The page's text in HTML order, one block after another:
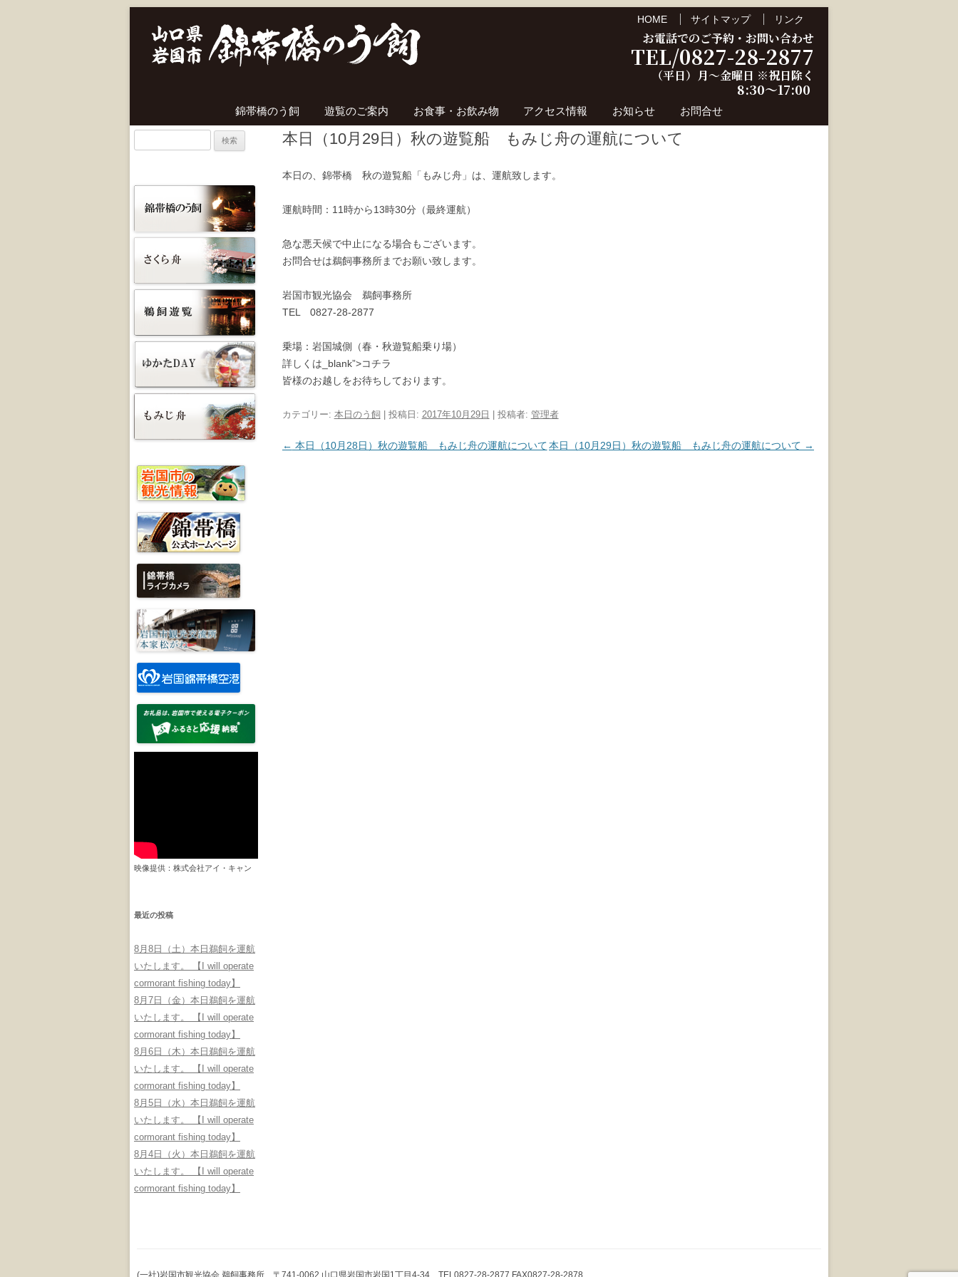
HOME サイトマップ リンク
お電話でのご予約・お問い合わせ
TEL/0827-28-2877
（平日）月～金曜日 ※祝日除く
8:30～17:00
錦帯橋のう飼 遊覧のご案内 お食事・お飲み物 アクセス情報 お知らせ お問合せ
本日（10月29日）秋の遊覧船 もみじ舟の運航について
本日の、錦帯橋 秋の遊覧船「もみじ舟」は、運航致します。
運航時間：11時から13時30分（最終運航）
急な悪天候で中止になる場合もございます。
お問合せは鵜飼事務所までお願い致します。
岩国市観光協会 鵜飼事務所
TEL 0827-28-2877
乗場：岩国城側（春・秋遊覧船乗り場）
詳しくは_blank”>コチラ
皆様のお越しをお待ちしております。
カテゴリー: 本日のう飼 | 投稿日: 2017年10月29日 投稿者: 管理者
投稿ナビゲーション
← 本日（10月28日）秋の遊覧船 もみじ舟の運航について本日（10月29日）秋の遊覧船 もみじ舟の運航について →
映像提供：株式会社アイ・キャン
最近の投稿
8月8日（土）本日鵜飼を運航
いたします。 【I will operate
cormorant fishing today】
8月7日（金）本日鵜飼を運航
いたします。 【I will operate
cormorant fishing today】
8月6日（木）本日鵜飼を運航
いたします。 【I will operate
cormorant fishing today】
8月5日（水）本日鵜飼を運航
いたします。 【I will operate
cormorant fishing today】
8月4日（火）本日鵜飼を運航
いたします。 【I will operate
cormorant fishing today】
(一社)岩国市観光協会 鵜飼事務所 〒741-0062 山口県岩国市岩国1丁目4-34 TEL0827-28-2877 FAX0827-28-2878